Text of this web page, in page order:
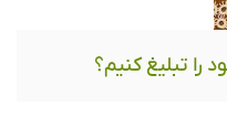
را تبلیغ کنیم؟